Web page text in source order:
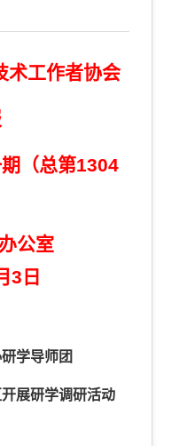
术工作者协会
期（总第1304
协办公室
3 日
学导师团
展研学调研活动